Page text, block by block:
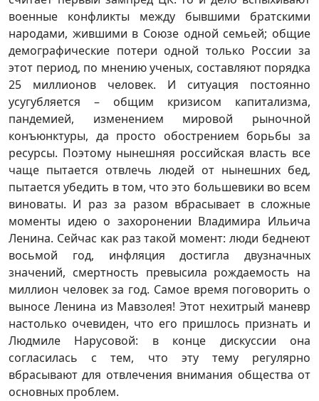
военные конфликты между бывшими братскими
народами, жившими в Союзе одной семьей; общие
демографические потери одной только России за
этот период, по мнению ученых, составляют порядка
25 миллионов человек. И ситуация постоянно
усугубляется – общим кризисом капитализма,
пандемией, изменением мировой рыночной
конъюнктуры, да просто обострением борьбы за
ресурсы. Поэтому нынешняя российская власть все
чаще пытается отвлечь людей от нынешних бед,
пытается убедить в том, что это большевики во всем
виноваты. И раз за разом вбрасывает в сложные
моменты идею о захоронении Владимира Ильича
Ленина. Сейчас как раз такой момент: люди беднеют
восьмой год, инфляция достигла двузначных
значений, смертность превысила рождаемость на
миллион человек за год. Самое время поговорить о
выносе Ленина из Мавзолея! Этот нехитрый маневр
настолько очевиден, что его пришлось признать и
Людмиле Нарусовой: в конце дискуссии она
согласилась с тем, что эту тему регулярно
вбрасывают для отвлечения внимания общества от
основных проблем.